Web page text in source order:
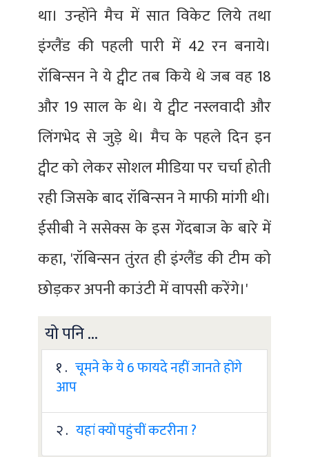
था। उन्होंने मैच में सात विकेट लिये तथा
इंग्लैंड की पहली पारी में 42 रन बनाये।
रॉबिन्सन ने ये ट्वीट तब किये थे जब वह 18
और 19 साल के थे। ये ट्वीट नस्लवादी और
लिंगभेद से जुड़े थे। मैच के पहले दिन इन
ट्वीट को लेकर सोशल मीडिया पर चर्चा होती
रही जिसके बाद रॉबिन्सन ने माफी मांगी थी।
ईसीबी ने ससेक्स के इस गेंदबाज के बारे में
कहा, 'रॉबिन्सन तुंरत ही इंग्लैंड की टीम को
छोड़कर अपनी काउंटी में वापसी करेंगे।'
यो पनि ...
१ . चूमने के ये 6 फायदे नहीं जानते होंगे
आप
२ . यहां क्यों पहुंचीं कटरीना ?